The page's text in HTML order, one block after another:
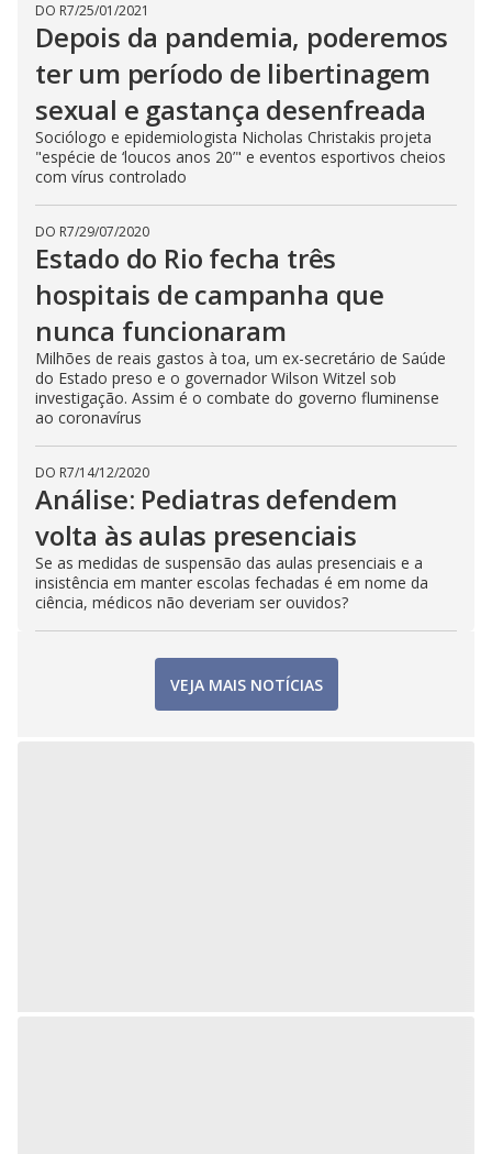
DO R7/25/01/2021
Depois da pandemia, poderemos
ter um período de libertinagem
sexual e gastança desenfreada
Sociólogo e epidemiologista Nicholas Christakis projeta
"espécie de ‘loucos anos 20’" e eventos esportivos cheios
com vírus controlado
DO R7/29/07/2020
Estado do Rio fecha três
hospitais de campanha que
nunca funcionaram
Milhões de reais gastos à toa, um ex-secretário de Saúde
do Estado preso e o governador Wilson Witzel sob
investigação. Assim é o combate do governo fluminense
ao coronavírus
DO R7/14/12/2020
Análise: Pediatras defendem
volta às aulas presenciais
Se as medidas de suspensão das aulas presenciais e a
insistência em manter escolas fechadas é em nome da
ciência, médicos não deveriam ser ouvidos?
VEJA MAIS NOTÍCIAS